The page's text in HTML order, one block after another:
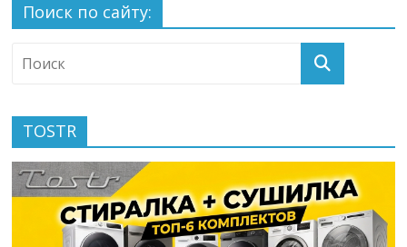
Поиск по сайту:
TOSTR